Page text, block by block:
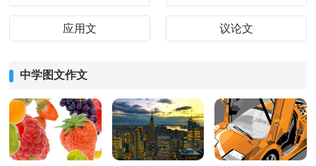
应用文 议论文
中学图文作文